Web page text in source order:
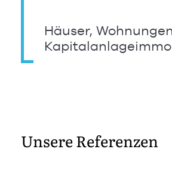
Häuser,
Unsere Referenzen